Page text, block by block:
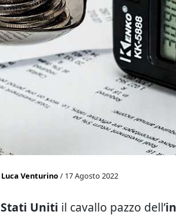
Luca Venturino/ 17 Agosto 2022
Stati Uniti il cavallo pazzo dell’